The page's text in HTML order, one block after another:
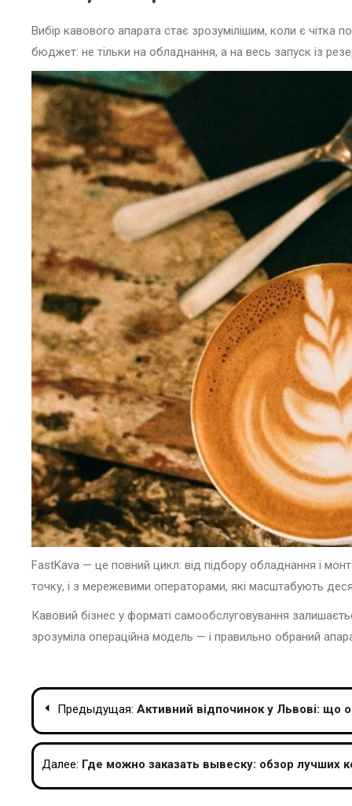
Вибір кавового апарата стає зрозумілішим, коли є чітка
бюджет: не тільки на обладнання, а на весь запуск із
FastKava — це повний цикл: від підбору обладнання і
точку, і з мережевими операторами, які масштабують
Кавовий бізнес у форматі самообслуговування
зрозуміла операційна модель — і правильно обраний
Навигация
по
записям
Предыдущая: Активний відпочинок у Львові: що
Далее: Где можно заказать вывеску: обзор лучших